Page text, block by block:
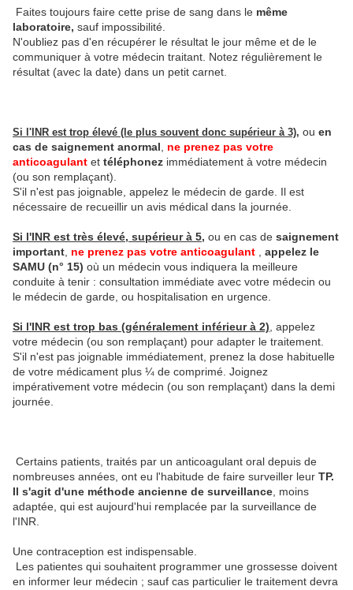
Faites toujours faire cette prise de sang dans le même
laboratoire, sauf impossibilité.
N'oubliez pas d'en récupérer le résultat le jour même et de le
communiquer à votre médecin traitant. Notez régulièrement le
résultat (avec la date) dans un petit carnet.
Si l'INR est trop élevé (le plus souvent donc supérieur à 3), ou en
cas de saignement anormal
ne prenez pas votre
anticoagulant et téléphonez immédiatement à votre médecin
(ou son remplaçant).
S'il n'est pas joignable, appelez le médecin de garde. Il est
nécessaire de recueillir un avis médical dans la journée.
Si l'INR est très élevé, supérieur à 5, ou en cas de saignement
important ne prenez pas votre anticoagulant
appelez le
SAMU (n° 15) où un médecin vous indiquera la meilleure
conduite à tenir : consultation immédiate avec votre médecin ou
le médecin de garde, ou hospitalisation en urgence.
Si l'INR est trop bas (généralement inférieur à 2) , appelez
votre médecin (ou son remplaçant) pour adapter le traitement.
S'il n'est pas joignable immédiatement, prenez la dose habituelle
de votre médicament plus ¼ de comprimé. Joignez
impérativement votre médecin (ou son remplaçant) dans la demi
journée.
Certains patients, traités par un anticoagulant oral depuis de
nombreuses années, ont eu l'habitude de faire surveiller leur TP.
Il s'agit d'une méthode ancienne de surveillance , moins
adaptée, qui est aujourd'hui remplacée par la surveillance de
l'INR.
Une contraception est indispensable.
Les patientes qui souhaitent programmer une grossesse doivent
en informer leur médecin ; sauf cas particulier le traitement devra